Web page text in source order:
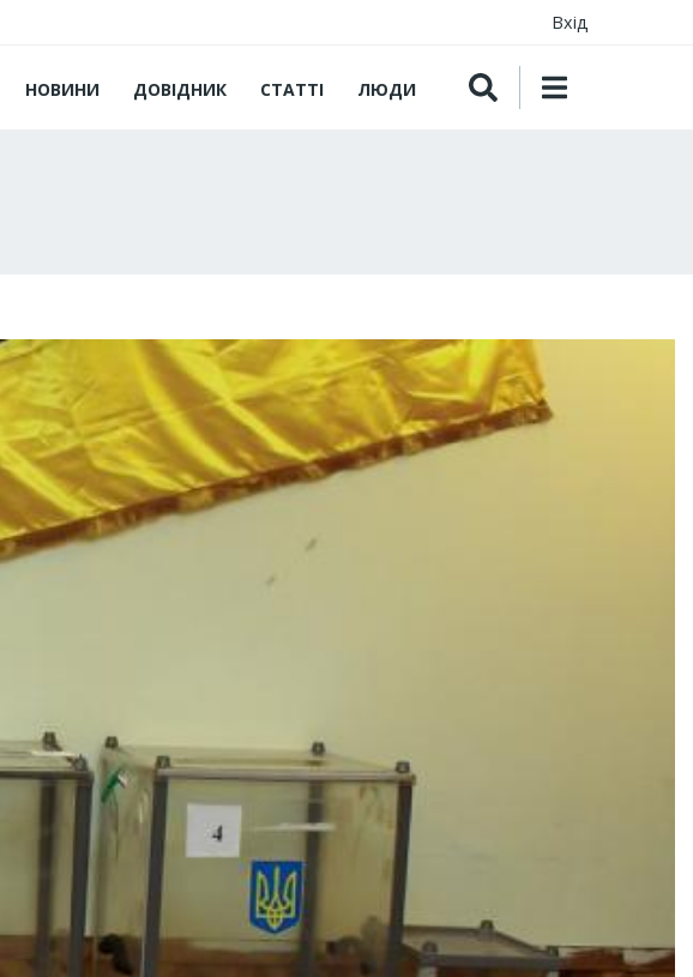
Вхід
НОВИНИ ДОВІДНИК СТАТТІ ЛЮДИ